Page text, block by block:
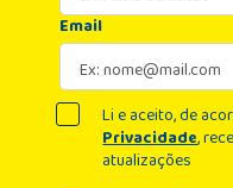
Email
Li e aceito, de
Privacidade,
atualizações